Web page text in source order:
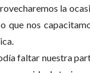
la
que nos
faltar nuestra